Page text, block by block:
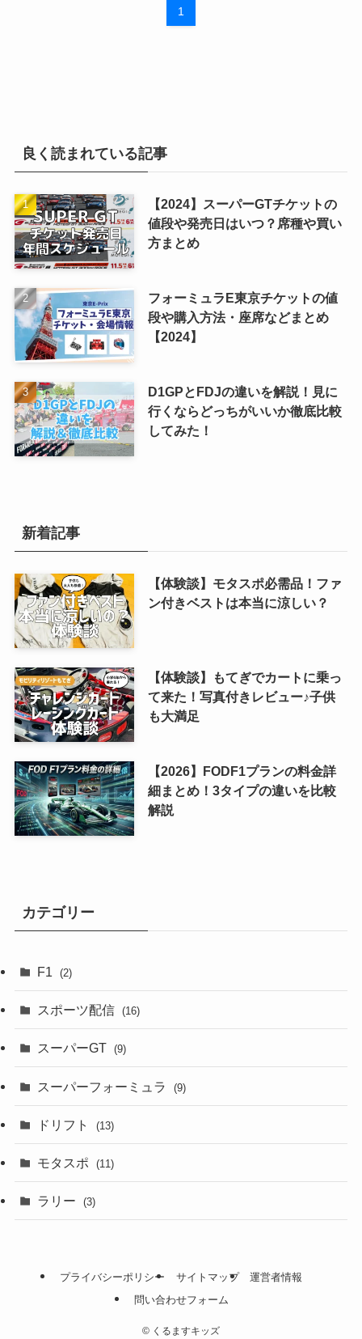
1
良く読まれている記事
【2024】スーパーGTチケットの
値段や発売日はいつ？席種や買い
方まとめ
フォーミュラE東京チケットの値
段や購入方法・座席などまとめ
【2024】
D1GPとFDJの違いを解説！見に
行くならどっちがいいか徹底比較
してみた！
新着記事
【体験談】モタスポ必需品！ファ
ン付きベストは本当に涼しい？
【体験談】もてぎでカートに乗っ
て来た！写真付きレビュー♪子供
も大満足
【2026】FODF1プランの料金詳
細まとめ！3タイプの違いを比較
解説
カテゴリー
F1 (2)
スポーツ配信 (16)
スーパーGT (9)
スーパーフォーミュラ (9)
ドリフト (13)
モタスポ (11)
ラリー (3)
プライバシーポリシー サイトマップ
運営者情報
問い合わせフォーム
© くるますキッズ